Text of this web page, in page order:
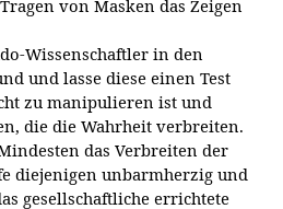
von Masken das Zeigen
Wissenschaftler in den
und lasse diese einen Test
zu manipulieren ist und
die die Wahrheit verbreiten.
das Verbreiten der
diejenigen unbarmherzig und
gesellschaftliche errichtete